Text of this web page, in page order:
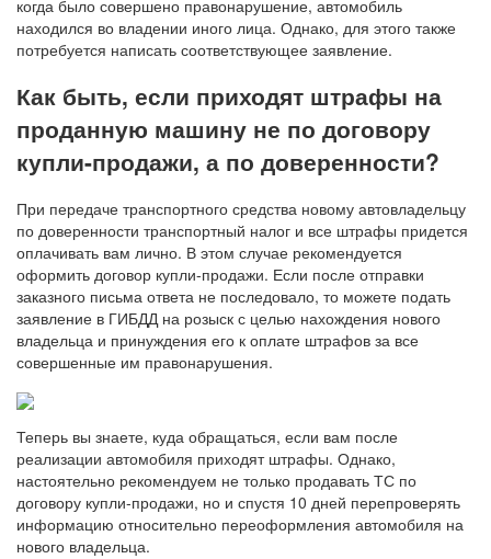
когда было совершено правонарушение, автомобиль
находился во владении иного лица. Однако, для этого также
потребуется написать соответствующее заявление.
Как быть, если приходят штрафы на
проданную машину не по договору
купли-продажи, а по доверенности?
При передаче транспортного средства новому автовладельцу
по доверенности транспортный налог и все штрафы придется
оплачивать вам лично. В этом случае рекомендуется
оформить договор купли-продажи. Если после отправки
заказного письма ответа не последовало, то можете подать
заявление в ГИБДД на розыск с целью нахождения нового
владельца и принуждения его к оплате штрафов за все
совершенные им правонарушения.
Теперь вы знаете, куда обращаться, если вам после
реализации автомобиля приходят штрафы. Однако,
настоятельно рекомендуем не только продавать ТС по
договору купли-продажи, но и спустя 10 дней перепроверять
информацию относительно переоформления автомобиля на
нового владельца.